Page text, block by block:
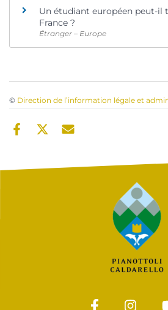
Un étudiant européen peut-il
France ?
Étranger – Europe
© Direction de l’information légale et